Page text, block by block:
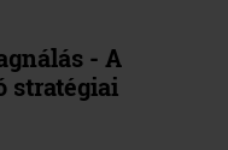
- A
stratégiai